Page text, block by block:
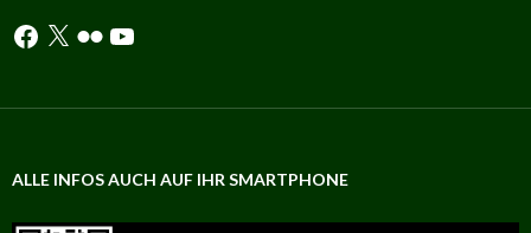
Facebook
X FlickrYouTube
ALLE INFOS AUCH AUF IHR SMARTPHONE